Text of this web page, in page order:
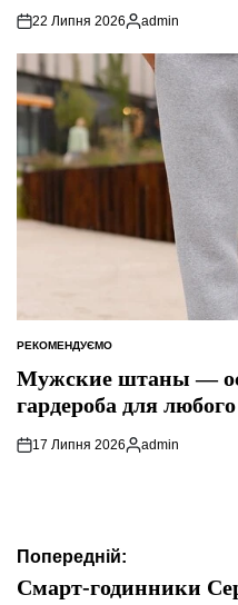
22 Липня 2026
Опубліковано
admin
ОПУБЛІКУВАТИ
У
РЕКОМЕНДУЄМО
Мужские штаны —
гардероба для любого
17 Липня 2026
Опубліковано
admin
Навігація
записів
Попередній:
Смарт-годинники